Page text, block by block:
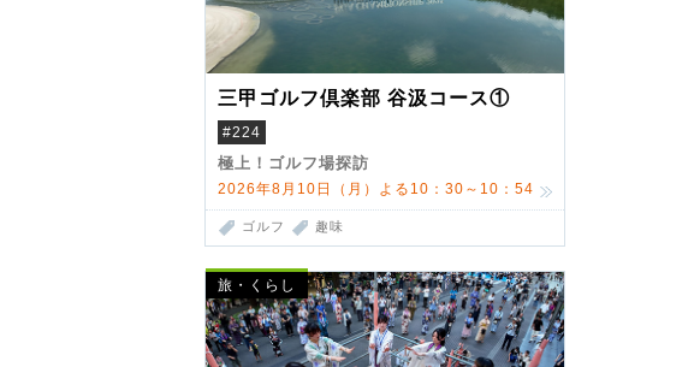
三甲ゴルフ倶楽部 谷汲コース①
#224
極上！ゴルフ場探訪
2026年8月10日（月）よる10：30～10：54
ゴルフ 趣味
旅・くらし